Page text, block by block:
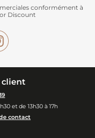
conformément à
Discount
client
et de 13h30 à 17h
contact